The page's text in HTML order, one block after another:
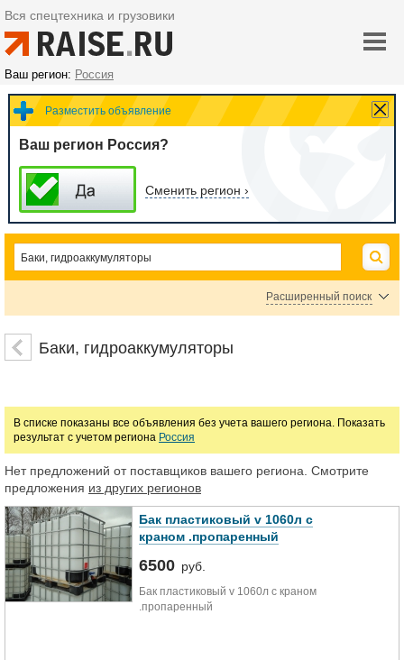
Вся спецтехника и грузовики
Ваш регион: Россия
Разместить объявление
Ваш регион Россия?
Сменить регион ›
Расширенный поиск
Гидроаккумуляторы
Цена
Баки, гидроаккумуляторы
В списке показаны все объявления без учета вашего региона. Показать
результат с учетом региона Россия
Нет предложений от поставщиков вашего региона. Смотрите
предложения из других регионов
Бак пластиковый v 1060л с
краном .пропаренный
6500 руб.
Бак пластиковый v 1060л с краном
.пропаренный